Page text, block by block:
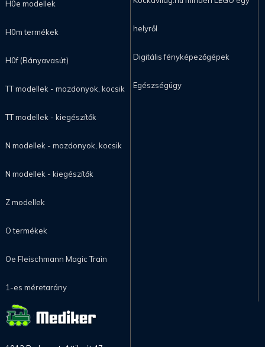
H0e modellek
H0m termékek
H0f (Bányavasút)
TT modellek - mozdonyok, kocsik
TT modellek - kiegészítők
N modellek - mozdonyok, kocsik
N modellek - kiegészítők
Z modellek
O termékek
Oe Fleischmann Magic Train
1-es méretarány
helyről
Digitális fényképezőgépek
Egészségügy